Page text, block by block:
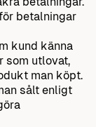
betalningar
kund känna
som utlovat,
man köpt.
sålt enligt